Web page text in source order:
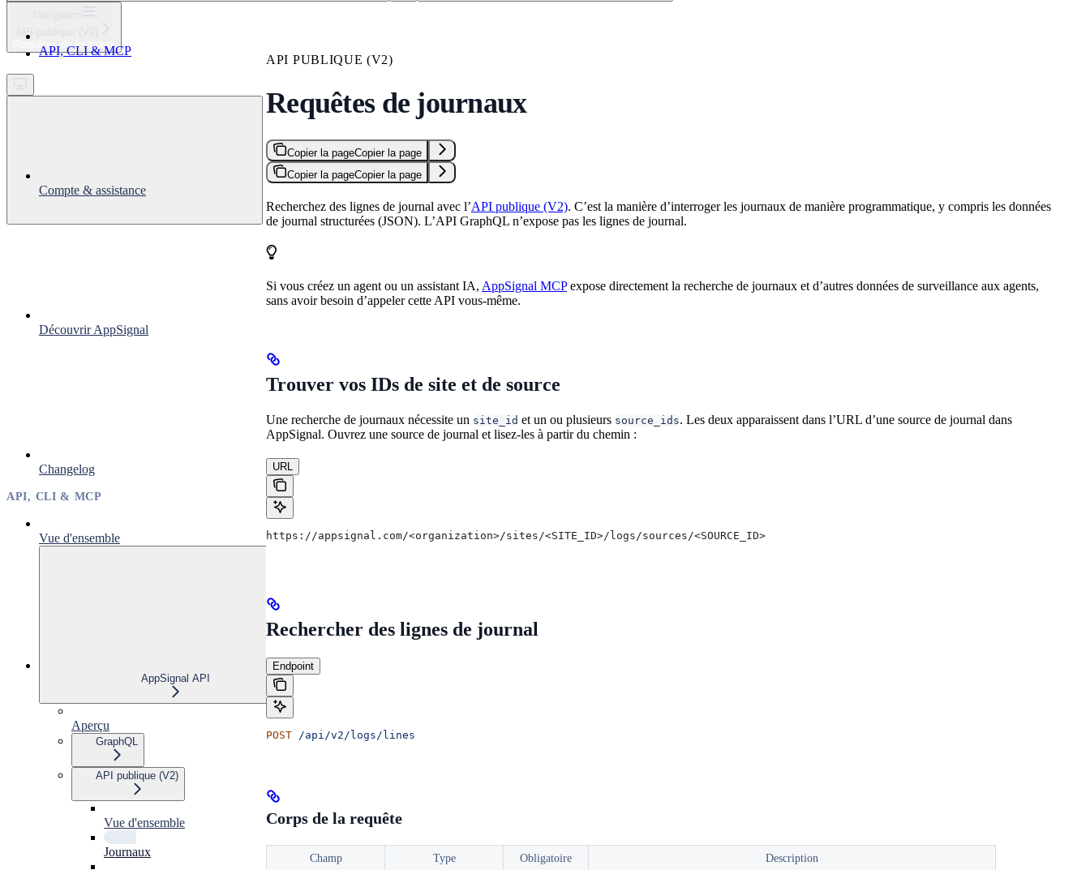
Get started
API publique (V2)
Requêtes de journaux
API, CLI & MCP
Compte & assistance
Découvrir AppSignal
Changelog
API, CLI & MCP
Vue d'ensemble
AppSignal API
Aperçu
GraphQL
API publique (V2)
Vue d'ensemble
Journaux
API PUBLIQUE (V2)
Requêtes de journaux
Copier la pageCopier la page
Copier la pageCopier la page
Recherchez des lignes de journal avec l’API publique (V2). C’est la manière d’interroger les journaux de manière programmatique, y compris les données
de journal structurées (JSON). L’API GraphQL n’expose pas les lignes de journal.
Si vous créez un agent ou un assistant IA, AppSignal MCPexpose directement la recherche de journaux et d’autres données de surveillance aux agents,
sans avoir besoin d’appeler cette API vous-même.
Trouver vos IDs de site et de source
Une recherche de journaux nécessite un site_id et un ou plusieurs source_ids. Les deux apparaissent dans l’URL d’une source de journal dans
AppSignal. Ouvrez une source de journal et lisez-les à partir du chemin :
URL
https://appsignal.com/<organization>/sites/<SITE_ID>/logs/sources/<SOURCE_ID>
Rechercher des lignes de journal
Endpoint
POST /api/v2/logs/lines
Corps de la requête
Champ Type Obligatoire Description